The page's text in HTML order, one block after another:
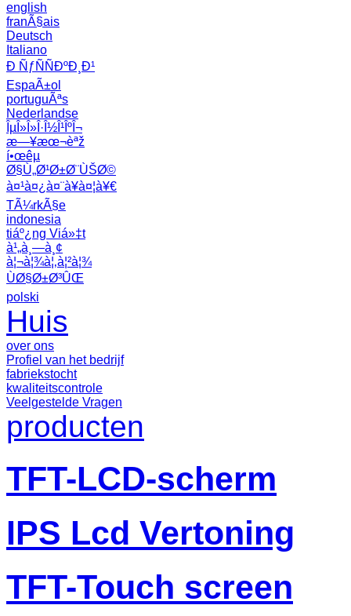
english
franÃ§ais
Deutsch
Italiano
Ð ÑƒÑÑÐºÐ¸Ð¹
EspaÃ±ol
portuguÃªs
Nederlandse
ÎµÎ»Î»Î·Î½Î¹ÎºÎ¬
æ—¥æœ¬èªž
í•œêµ­
Ø§Ù„Ø¹Ø±Ø¨ÙŠØ©
à¤¹à¤¿à¤¨à¥à¤¦à¥€
TÃ¼rkÃ§e
indonesia
tiáº¿ng Viá»‡t
à¹„à¸—à¸¢
à¦¬à¦¾à¦‚à¦²à¦¾
ÙØ§Ø±Ø³ÛŒ
polski
Huis
over ons
Profiel van het bedrijf
fabriekstocht
kwaliteitscontrole
Veelgestelde Vragen
producten
TFT-LCD-scherm
IPS Lcd Vertoning
TFT-Touch screen